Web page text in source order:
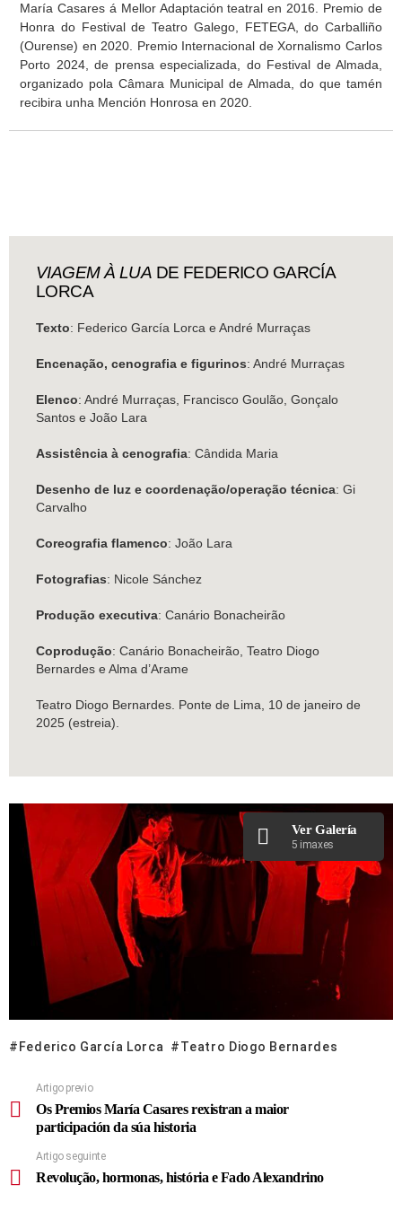
María Casares á Mellor Adaptación teatral en 2016. Premio de
Honra do Festival de Teatro Galego, FETEGA, do Carballiño
(Ourense) en 2020. Premio Internacional de Xornalismo Carlos
Porto 2024, de prensa especializada, do Festival de Almada,
organizado pola Câmara Municipal de Almada, do que tamén
recibira unha Mención Honrosa en 2020.
VIAGEM À LUA DE FEDERICO GARCÍA
LORCA
Texto: Federico García Lorca e André Murraças
Encenação, cenografia e figurinos: André Murraças
Elenco: André Murraças, Francisco Goulão, Gonçalo
Santos e João Lara
Assistência à cenografia: Cândida Maria
Desenho de luz e coordenação/operação técnica: Gi
Carvalho
Coreografia flamenco: João Lara
Fotografias: Nicole Sánchez
Produção executiva: Canário Bonacheirão
Coprodução: Canário Bonacheirão, Teatro Diogo
Bernardes e Alma d’Arame
Teatro Diogo Bernardes. Ponte de Lima, 10 de janeiro de
2025 (estreia).
Ver Galería
5 imaxes
Federico García Lorca Teatro Diogo Bernardes
Artigo previo
Os Premios María Casares rexistran a maior
participación da súa historia
Artigo seguinte
Revolução, hormonas, história e Fado Alexandrino